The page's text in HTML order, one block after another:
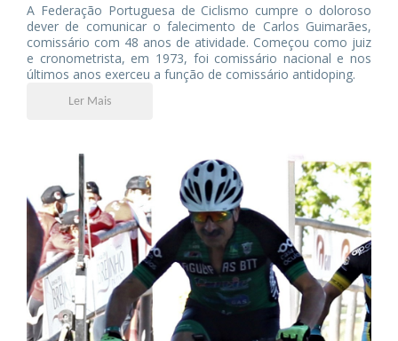
A Federação Portuguesa de Ciclismo cumpre o doloroso
dever de comunicar o falecimento de Carlos Guimarães,
comissário com 48 anos de atividade. Começou como juiz
e cronometrista, em 1973, foi comissário nacional e nos
últimos anos exerceu a função de comissário antidoping.
Ler Mais